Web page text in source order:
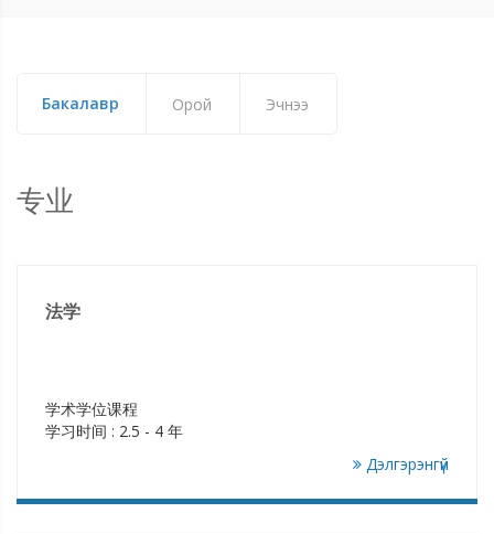
Бакалавр Орой Эчнээ
专业
法学
学术学位课程
学习时间 : 2.5 - 4 年
Дэлгэрэнгүй